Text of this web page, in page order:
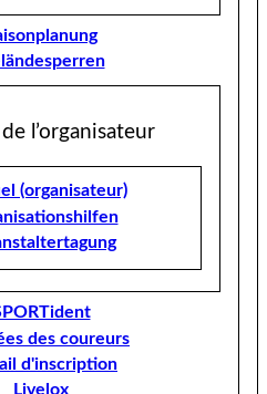
l’organisateur
(organisateur)
des coureurs
d'inscription
Livelox